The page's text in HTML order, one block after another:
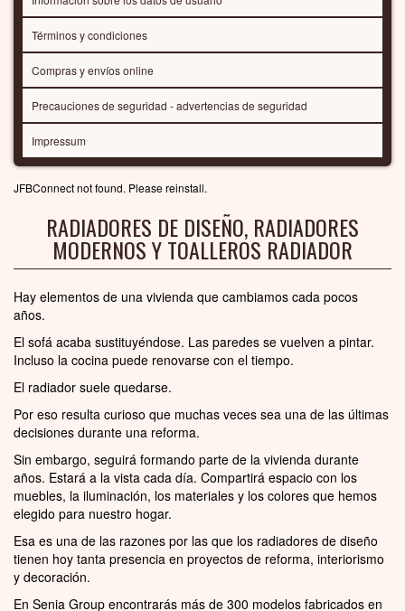
Términos y condiciones
Compras y envíos online
Precauciones de seguridad - advertencias de seguridad
Impressum
JFBConnect not found. Please reinstall.
RADIADORES DE DISEÑO, RADIADORES
MODERNOS Y TOALLEROS RADIADOR
Hay elementos de una vivienda que cambiamos cada pocos
años.
El sofá acaba sustituyéndose. Las paredes se vuelven a pintar.
Incluso la cocina puede renovarse con el tiempo.
El radiador suele quedarse.
Por eso resulta curioso que muchas veces sea una de las últimas
decisiones durante una reforma.
Sin embargo, seguirá formando parte de la vivienda durante
años. Estará a la vista cada día. Compartirá espacio con los
muebles, la iluminación, los materiales y los colores que hemos
elegido para nuestro hogar.
Esa es una de las razones por las que los radiadores de diseño
tienen hoy tanta presencia en proyectos de reforma, interiorismo
y decoración.
En Senia Group encontrarás más de 300 modelos fabricados en